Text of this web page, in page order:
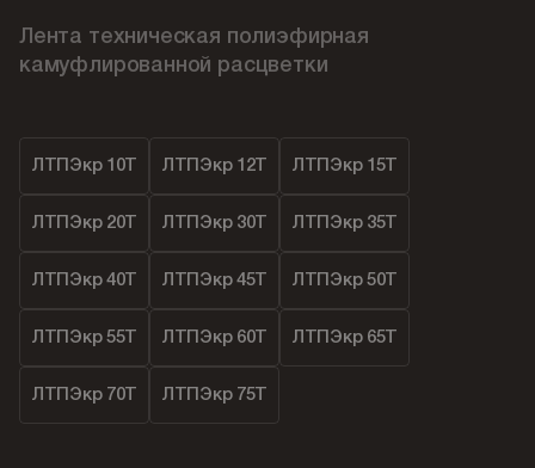
Лента техническая полиэфирная
камуфлированной расцветки
ЛТПЭкр 10Т ЛТПЭкр 12Т ЛТПЭкр 15Т
ЛТПЭкр 20Т ЛТПЭкр 30Т ЛТПЭкр 35Т
ЛТПЭкр 40Т ЛТПЭкр 45Т ЛТПЭкр 50Т
ЛТПЭкр 55Т ЛТПЭкр 60Т ЛТПЭкр 65Т
ЛТПЭкр 70Т ЛТПЭкр 75Т